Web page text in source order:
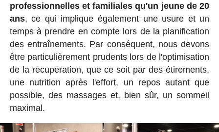
professionnelles et familiales qu'un jeune de 20
ans, ce qui implique également une usure et un
temps à prendre en compte lors de la planification
des entraînements. Par conséquent, nous devons
être particulièrement prudents lors de l'optimisation
de la récupération, que ce soit par des étirements,
une nutrition après l'effort, un repos autant que
possible, des massages et, bien sûr, un sommeil
maximal.